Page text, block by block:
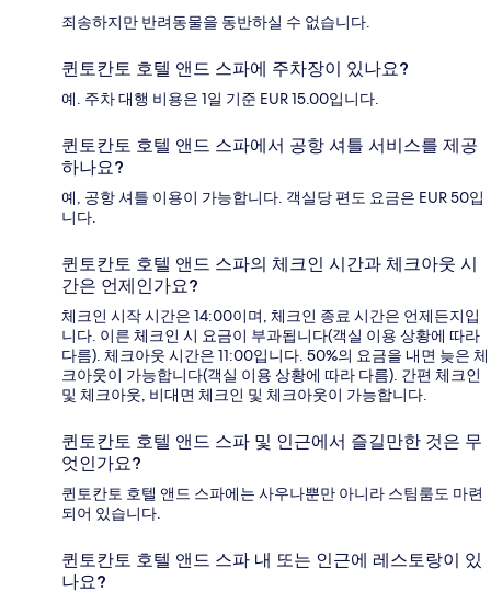
죄송하지만 반려동물을 동반하실 수 없습니다.
퀸토칸토 호텔 앤드 스파에 주차장이 있나요?
예. 주차 대행 비용은 1일 기준 EUR 15.00입니다.
퀸토칸토 호텔 앤드 스파에서 공항 셔틀 서비스를 제공
하나요?
예, 공항 셔틀 이용이 가능합니다. 객실당 편도 요금은 EUR 50입
니다.
퀸토칸토 호텔 앤드 스파의 체크인 시간과 체크아웃 시
간은 언제인가요?
체크인 시작 시간은 14:00이며, 체크인 종료 시간은 언제든지입
니다. 이른 체크인 시 요금이 부과됩니다(객실 이용 상황에 따라
다름). 체크아웃 시간은 11:00입니다. 50%의 요금을 내면 늦은 체
크아웃이 가능합니다(객실 이용 상황에 따라 다름). 간편 체크인
및 체크아웃, 비대면 체크인 및 체크아웃이 가능합니다.
퀸토칸토 호텔 앤드 스파 및 인근에서 즐길만한 것은 무
엇인가요?
퀸토칸토 호텔 앤드 스파에는 사우나뿐만 아니라 스팀룸도 마련
되어 있습니다.
퀸토칸토 호텔 앤드 스파 내 또는 인근에 레스토랑이 있
나요?